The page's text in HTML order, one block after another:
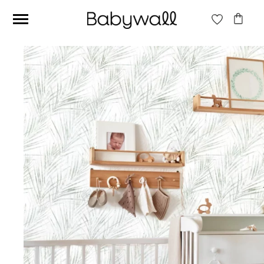
Ces articles peuvent aussi vous intéresser
Papier peint Fleurs
Papier peint jungle